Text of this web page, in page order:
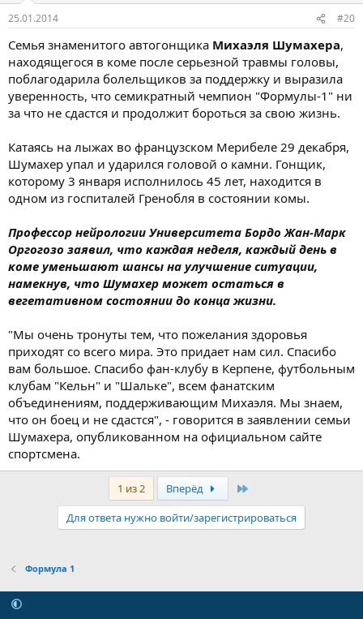
25.01.2014 #20
Семья знаменитого автогонщика Михаэля Шумахера,
находящегося в коме после серьезной травмы головы,
поблагодарила болельщиков за поддержку и выразила
уверенность, что семикратный чемпион "Формулы-1" ни
за что не сдастся и продолжит бороться за свою жизнь.
Катаясь на лыжах во французском Мерибеле 29 декабря,
Шумахер упал и ударился головой о камни. Гонщик,
которому 3 января исполнилось 45 лет, находится в
одном из госпиталей Гренобля в состоянии комы.
Профессор нейрологии Университета Бордо Жан-Марк
Оргогозо заявил, что каждая неделя, каждый день в
коме уменьшают шансы на улучшение ситуации,
намекнув, что Шумахер может остаться в
вегетативном состоянии до конца жизни.
"Мы очень тронуты тем, что пожелания здоровья
приходят со всего мира. Это придает нам сил. Спасибо
вам большое. Спасибо фан-клубу в Керпене, футбольным
клубам "Кельн" и "Шальке", всем фанатским
объединениям, поддерживающим Михаэля. Мы знаем,
что он боец и не сдастся", - говорится в заявлении семьи
Шумахера, опубликованном на официальном сайте
спортсмена.
1 из 2 Вперёд
Для ответа нужно войти/зарегистрироваться
Формула 1